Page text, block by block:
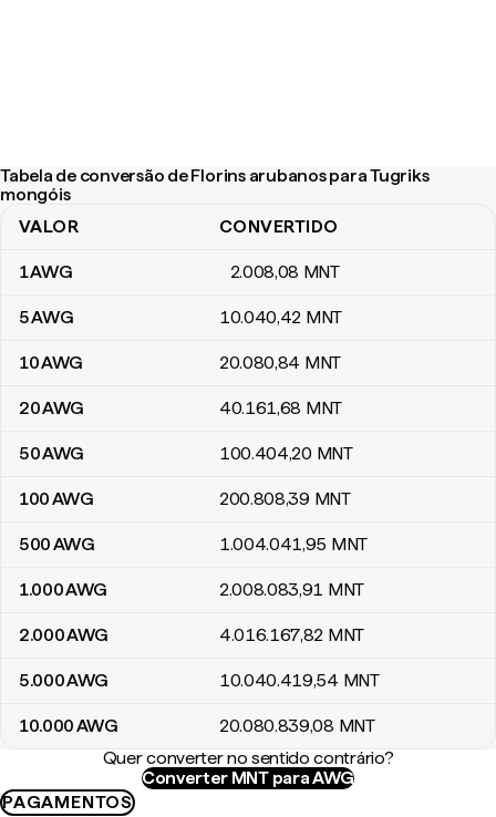
Tabela de conversão de Florins arubanos para Tugriks
mongóis
Tabela de conversão de Florins arubanos para Tugriks mongóis
VALOR CONVERTIDO
1AWG 2.008,08 MNT
5AWG 10.040,42 MNT
10AWG 20.080,84 MNT
20AWG 40.161,68 MNT
50AWG 100.404,20 MNT
100AWG 200.808,39 MNT
500AWG 1.004.041,95 MNT
1.000AWG 2.008.083,91 MNT
2.000AWG 4.016.167,82 MNT
5.000AWG 10.040.419,54 MNT
10.000AWG 20.080.839,08 MNT
Quer converter no sentido contrário?
Converter MNT para AWG
PAGAMENTOS